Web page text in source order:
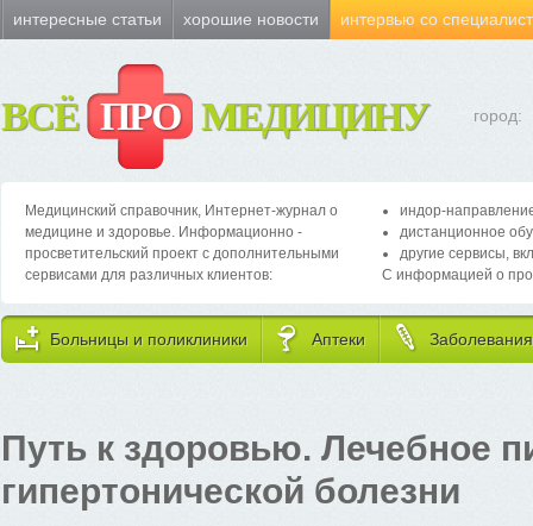
интересные статьи хорошие новости интервью со
ВСЁ ПРО МЕДИЦИНУ город:
Медицинский справочник, Интернет-журнал о
медицине и здоровье. Информационно -
просветительский проект с дополнительными
сервисами для различных клиентов:
индор-
дистанционное
другие сервисы,
С информацией о
Больницы и поликлиники Аптеки Заболевания
Путь к здоровью. Лечебное
гипертонической болезни